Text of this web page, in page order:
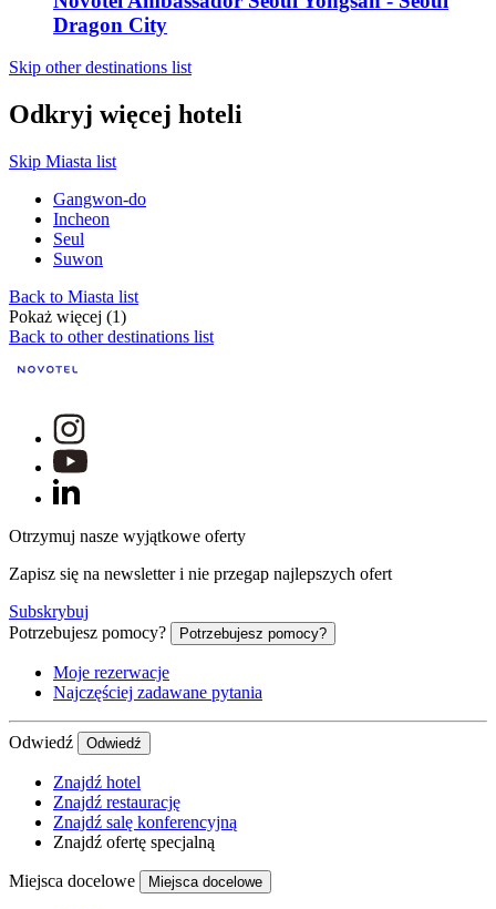
Dragon City
Skip other destinations list
Odkryj więcej hoteli
Skip Miasta list
Gangwon-do
Incheon
Seul
Suwon
Back to Miasta list
Pokaż więcej (1)
Back to other destinations list
Otrzymuj nasze wyjątkowe oferty
Zapisz się na newsletter i nie przegap najlepszych ofert
Subskrybuj
Potrzebujesz pomocy?
Potrzebujesz pomocy?
Moje rezerwacje
Najczęściej zadawane pytania
Odwiedź Odwiedź
Znajdź hotel
Znajdź restaurację
Znajdź salę konferencyjną
Znajdź ofertę specjalną
Miejsca docelowe Miejsca docelowe